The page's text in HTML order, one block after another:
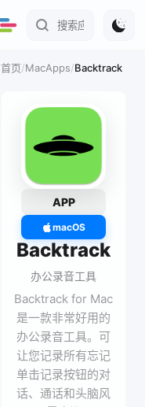
首页/MacApps/Backtrack
APP
macOS
Backtrack
办公录音工具
Backtrack for Mac
是一款非常好用的
办公录音工具。可
让您记录所有忘记
单击记录按钮的对
话、通话和头脑风